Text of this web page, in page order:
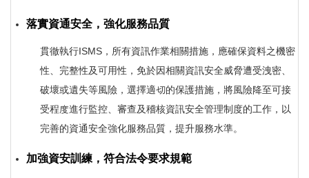
行動化應用軟體(APP)
教育體系資安攻防演練
資通安全教育訓練
校內資安專區(限校內瀏覽)
落實資通安全，強化服務品質
貫徹執行ISMS，所有資訊作業相關措施，應確保資料之機密
性、完整性及可用性，免於因相關資訊安全威脅遭受洩密、
破壞或遺失等風險，選擇適切的保護措施，將風險降至可接
受程度進行監控、審查及稽核資訊安全管理制度的工作，以
完善的資通安全強化服務品質，提升服務水準。
加強資安訓練，符合法令要求規範